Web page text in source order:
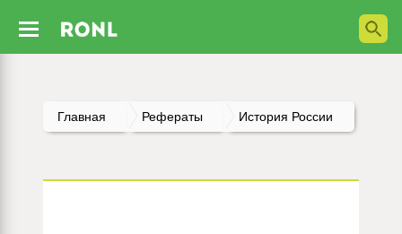
Главная Рефераты История России